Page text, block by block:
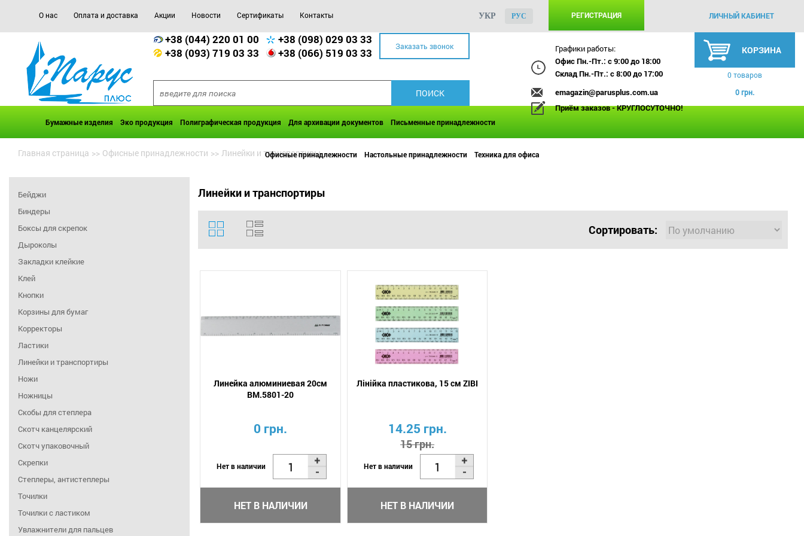
О нас Оплата и доставка Акции Новости Сертификаты Контакты РЕГИСТРАЦИЯ ЛИЧНЫЙ КАБИНЕТ
УКР РУС
+38 (044) 220 01 00
+38 (098) 029 03 33
+38 (093) 719 03 33
+38 (066) 519 03 33 Заказать звонок
Графики работы:
Офис Пн.-Пт.: с 9:00 до 18:00
Склад Пн.-Пт.: с 8:00 до 17:00
emagazin@parusplus.com.ua
Приём заказов - КРУГЛОСУТОЧНО!
КОРЗИНА
0 товаров
0 грн.
Бумажные изделия Эко продукция Полиграфическая продукция Для архивации документов Письменные принадлежности
Офисные принадлежности Настольные принадлежности Техника для офиса
Главная страница >> Офисные принадлежности >> Линейки и транспортиры
Бейджи
Биндеры
Боксы для скрепок
Дыроколы
Закладки клейкие
Клей
Кнопки
Корзины для бумаг
Корректоры
Ластики
Линейки и транспортиры
Ножи
Ножницы
Скобы для степлера
Скотч канцелярский
Скотч упаковочный
Скрепки
Степлеры, антистеплеры
Точилки
Точилки с ластиком
Увлажнители для пальцев
Линейки и транспортиры
Сортировать:
Линейка алюминиевая 20см
BM.5801-20
0 грн.
Нет в наличии
НЕТ В НАЛИЧИИ
Лінійка пластикова, 15 см ZIBI
14.25 грн.
15 грн.
Нет в наличии
НЕТ В НАЛИЧИИ